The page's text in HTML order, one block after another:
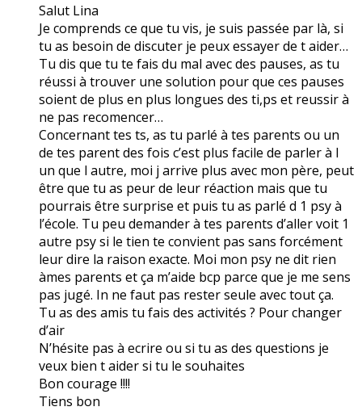
Salut Lina
Je comprends ce que tu vis, je suis passée par là, si
tu as besoin de discuter je peux essayer de t aider…
Tu dis que tu te fais du mal avec des pauses, as tu
réussi à trouver une solution pour que ces pauses
soient de plus en plus longues des ti,ps et reussir à
ne pas recomencer…
Concernant tes ts, as tu parlé à tes parents ou un
de tes parent des fois c’est plus facile de parler à l
un que l autre, moi j arrive plus avec mon père, peut
être que tu as peur de leur réaction mais que tu
pourrais être surprise et puis tu as parlé d 1 psy à
l’école. Tu peu demander à tes parents d’aller voit 1
autre psy si le tien te convient pas sans forcément
leur dire la raison exacte. Moi mon psy ne dit rien
àmes parents et ça m’aide bcp parce que je me sens
pas jugé. In ne faut pas rester seule avec tout ça.
Tu as des amis tu fais des activités ? Pour changer
d’air
N’hésite pas à ecrire ou si tu as des questions je
veux bien t aider si tu le souhaites
Bon courage !!!!
Tiens bon